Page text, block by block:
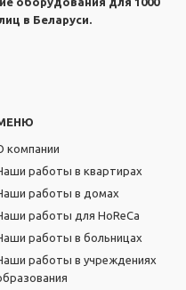
в Беларуси.
компании
работы в квартирах
работы в домах
работы для HoReCa
работы в больницах
работы в учреждениях